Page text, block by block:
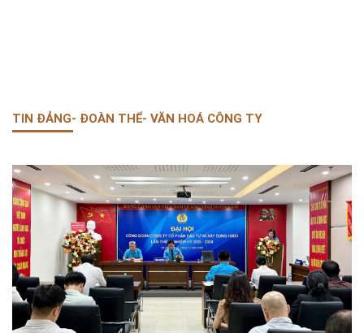
TIN ĐẢNG- ĐOÀN THỂ- VĂN HOÁ CÔNG TY